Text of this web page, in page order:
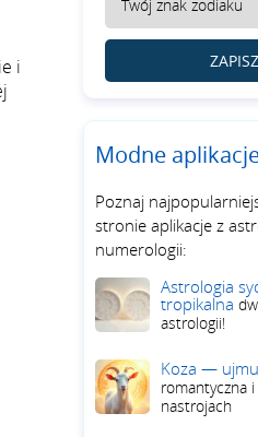
i
Modne
Poznaj
stronie aplikacje z
numerologii:
Astrologia
tropikalna
astrologii!
Koza —
romantyczna
nastrojach